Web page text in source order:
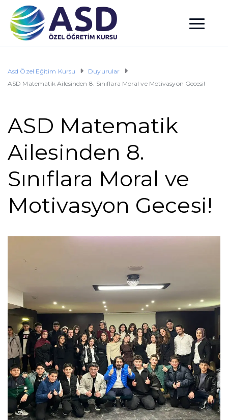
Asd Özel Eğitim Kursu
Duyurular
ASD Matematik Ailesinden 8. Sınıflara Moral ve Motivasyon Gecesi!
ASD Matematik
Ailesinden 8.
Sınıflara Moral ve
Motivasyon Gecesi!